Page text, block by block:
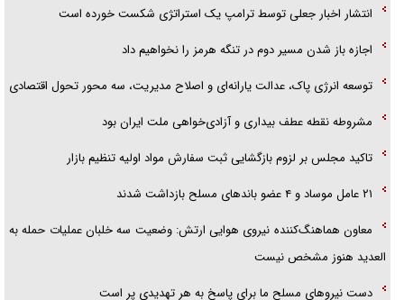
انتشار اخبار جعلی توسط ترامپ یک استراتژی شکست خورده است
اجازه باز شدن مسیر دوم در تنگه هرمز را نخواهیم داد
توسعه انرژی پاک، عدالت یارانه‌ای و اصلاح مدیریت، سه محور تحول اقتصادی
مشروطه نقطه عطف بیداری و آزادی‌خواهی ملت ایران بود
تاکید مجلس بر لزوم بازگشایی ثبت سفارش مواد اولیه تنظیم بازار
۲۱ عامل موساد و ۴ عضو باند‌های مسلح بازداشت شدند
معاون هماهنگ‌کننده نیروی هوایی ارتش: وضعیت سه خلبان عملیات حمله به
العدید هنوز مشخص نیست
دست نیرو‌های مسلح ما برای پاسخ به هر تهدیدی پر است